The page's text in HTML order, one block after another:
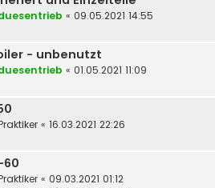
« 09.05.2021 14:55
- unbenutzt
« 01.05.2021 11:09
« 16.03.2021 22:26
« 09.03.2021 01:12